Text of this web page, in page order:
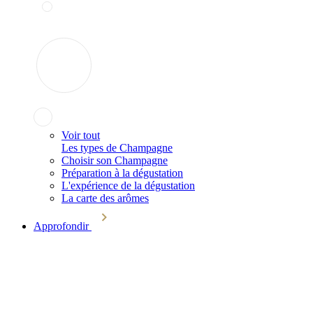
Voir tout
Les types de Champagne
Choisir son Champagne
Préparation à la dégustation
L'expérience de la dégustation
La carte des arômes
Approfondir